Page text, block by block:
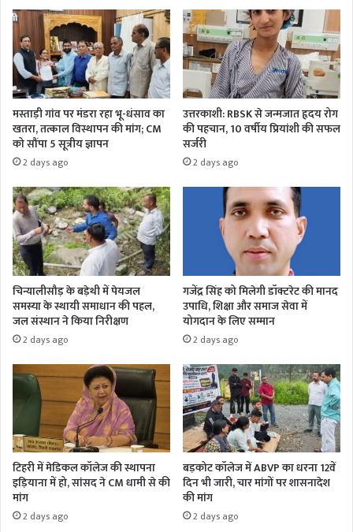
मस्ताड़ी गांव पर मंडरा रहा भू-धंसाव का
खतरा, तत्काल विस्थापन की मांग; CM
को सौंपा 5 सूत्रीय ज्ञापन
2 days ago
उत्तरकाशी: RBSK से जन्मजात हृदय रोग
की पहचान, 10 वर्षीय प्रियांशी की सफल
सर्जरी
2 days ago
चिन्यालीसौड़ के बड़ेथी में पेयजल
समस्या के स्थायी समाधान की पहल,
जल संस्थान ने किया निरीक्षण
2 days ago
गजेंद्र सिंह को मिलेगी डॉक्टरेट की मानद
उपाधि, शिक्षा और समाज सेवा में
योगदान के लिए सम्मान
2 days ago
टिहरी में मेडिकल कॉलेज की स्थापना
इड़ियाना में हो, सांसद ने CM धामी से की
मांग
2 days ago
बड़कोट कॉलेज में ABVP का धरना 12वें
दिन भी जारी, चार मांगों पर शासनादेश
की मांग
2 days ago